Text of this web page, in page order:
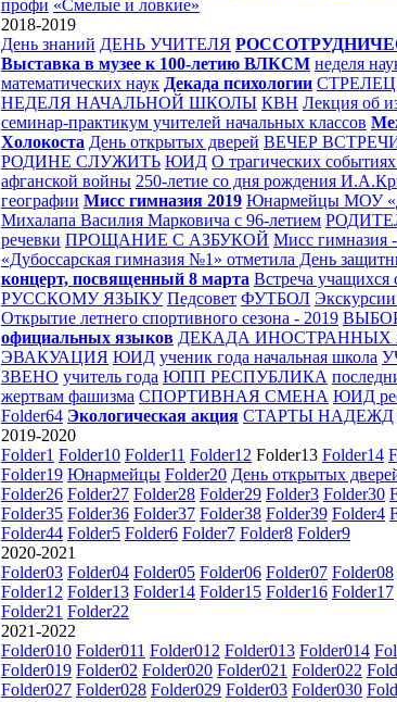
профи «Смелые и ловкие»
2018-2019
День знаний ДЕНЬ УЧИТЕЛЯ
Выставка в музее к 100-летию ВЛКСМ неделя
математических наук Декада психологии
НЕДЕЛЯ НАЧАЛЬНОЙ ШКОЛЫ КВН Лекция об
семинар-практикум учителей начальных классов
Холокоста День открытых дверей ВЕЧЕР
РОДИНЕ СЛУЖИТЬ ЮИД О трагических
афганской войны 250-летие со дня рождения
географии Мисс гимназия 2019 Юнармейцы МОУ
Михалапа Василия Марковича с 96-летием
речевки ПРОЩАНИЕ С АЗБУКОЙ Мисс гимназия
«Дубоссарская гимназия №1» отметила День
концерт, посвященный 8 марта Встреча учащихся
РУССКОМУ ЯЗЫКУ Педсовет ФУТБОЛ Экскурсии
Открытие летнего спортивного сезона - 2019
официальных языков ДЕКАДА ИНОСТРАННЫХ
ЭВАКУАЦИЯ ЮИД ученик года начальная школа
ЗВЕНО учитель года ЮПП РЕСПУБЛИКА
жертвам фашизма СПОРТИВНАЯ СМЕНА ЮИД
Folder64 Экологическая акция СТАРТЫ НАДЕЖД
2019-2020
Folder1 Folder10 Folder11 Folder12 Folder13 Folder14
Folder19 Юнармейцы Folder20 День открытых
Folder26 Folder27 Folder28 Folder29 Folder3 Folder30
Folder35 Folder36 Folder37 Folder38 Folder39 Folder4
Folder44 Folder5 Folder6 Folder7 Folder8 Folder9
2020-2021
Folder03 Folder04 Folder05 Folder06 Folder07 Folder08
Folder12 Folder13 Folder14 Folder15 Folder16 Folder17
Folder21 Folder22
2021-2022
Folder010 Folder011 Folder012 Folder013 Folder014
Folder019 Folder02 Folder020 Folder021 Folder022
Folder027 Folder028 Folder029 Folder03 Folder030